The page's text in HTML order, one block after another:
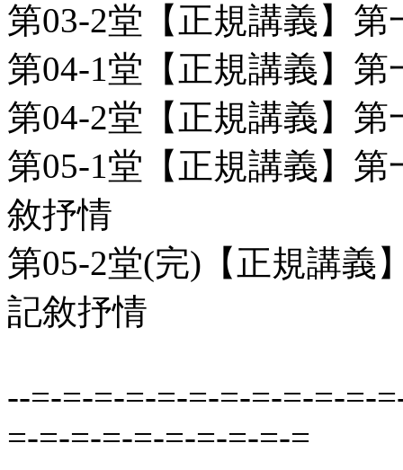
第03-2堂【正規講義】
第04-1堂【正規講義】第
第04-2堂【正規講義】第
第05-1堂【正規講義】第
敘抒情
第05-2堂(完)【正規講義
記敘抒情
--=-=-=-=-=-=-=-=-=-=-=-
=-=-=-=-=-=-=-=-=-=